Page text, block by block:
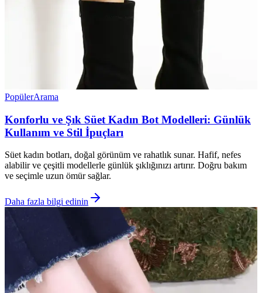
PopülerArama
Konforlu ve Şık Süet Kadın Bot Modelleri: Günlük
Kullanım ve Stil İpuçları
Süet kadın botları, doğal görünüm ve rahatlık sunar. Hafif, nefes
alabilir ve çeşitli modellerle günlük şıklığınızı artırır. Doğru bakım
ve seçimle uzun ömür sağlar.
Daha fazla bilgi edinin